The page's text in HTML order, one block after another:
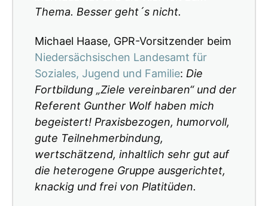
Thema. Besser geht´s nicht.
Michael Haase, GPR-Vorsitzender beim
Niedersächsischen Landesamt für
Soziales, Jugend und Familie: Die
Fortbildung „Ziele vereinbaren“ und der
Referent Gunther Wolf haben mich
begeistert! Praxisbezogen, humorvoll,
gute Teilnehmerbindung,
wertschätzend, inhaltlich sehr gut auf
die heterogene Gruppe ausgerichtet,
knackig und frei von Platitüden.